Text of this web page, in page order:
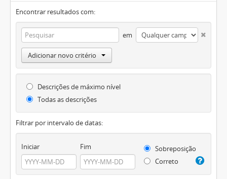
Encontrar resultados com:
em
Adicionar novo critério
Descrições de máximo nível
Todas as descrições
Filtrar por intervalo de datas:
Iniciar Fim
Sobreposição
Correto